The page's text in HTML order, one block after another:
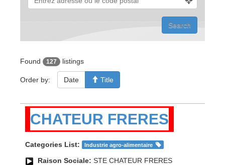
Found 127 listings
Order by: Date Title
CHATEUR FRERES
Categories List: Industrie agro-alimentaire
Raison Sociale: STE CHATEUR FRERES